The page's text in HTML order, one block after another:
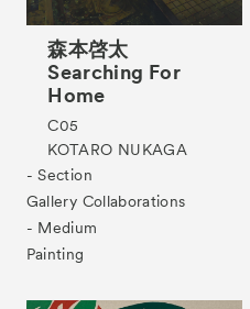
森本啓太
Searching For
Home
C05
KOTARO NUKAGA
- Section
Gallery Collaborations
- Medium
Painting